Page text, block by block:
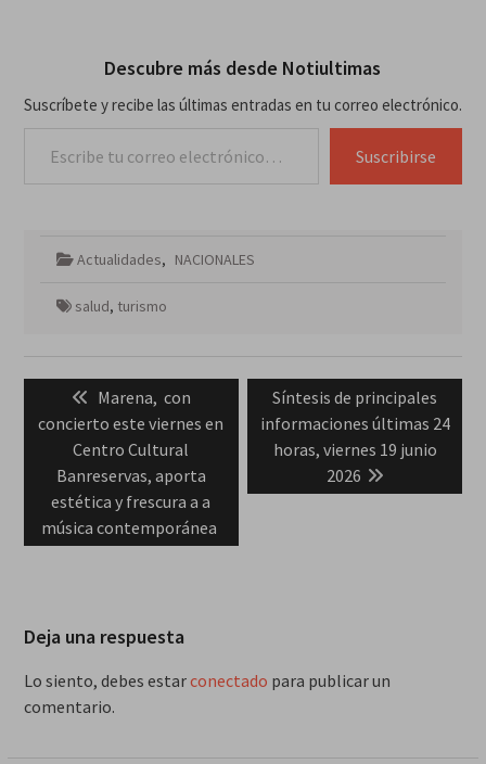
Descubre más desde Notiultimas
Suscríbete y recibe las últimas entradas en tu correo electrónico.
Suscribirse
Actualidades, NACIONALES
salud, turismo
entradas
Previous
post:
Marena, con
concierto este viernes en
Centro Cultural
Banreservas, aporta
estética y frescura a a
música contemporánea
Next
post:
Síntesis de principales
informaciones últimas 24
horas, viernes 19 junio
2026
Deja una respuesta
Lo siento, debes estarconectado para publicar un
comentario.